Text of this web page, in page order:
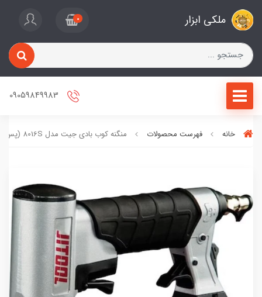
ملکی ابزار 0
خانه فهرست محصولات منگنه کوب بادی جیت مدل 8016S (پس کرایه)